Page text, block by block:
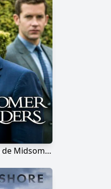
Los asesinatos de Midsomer